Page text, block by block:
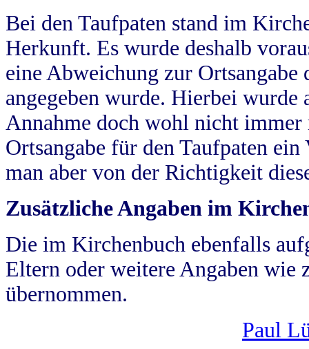
Bei den Taufpaten stand im
Herkunft. Es wurde deshalb
eine Abweichung zur
angegeben wurde. Hierbei wurde
Annahme doch wohl nicht
Ortsangabe für den Taufpaten
man aber von der Richtigkeit
Zusätzliche Angaben im
Die im Kirchenbuch ebenfalls
Eltern oder weitere Angaben wie
übernommen.
Paul